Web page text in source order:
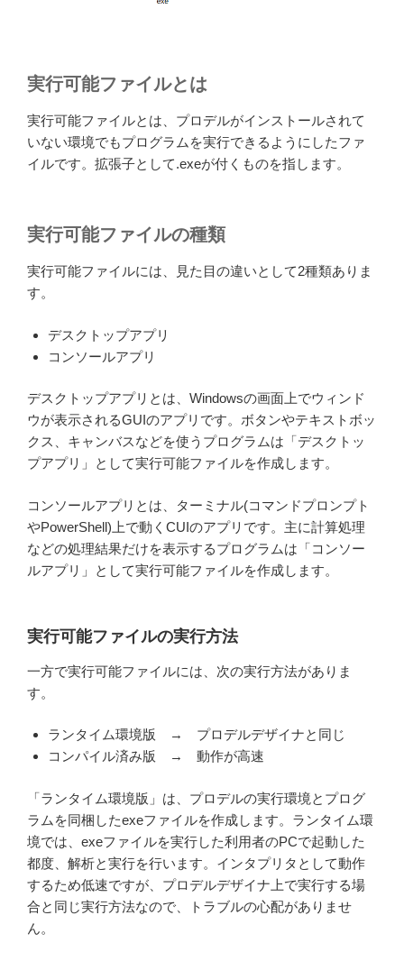
実行可能ファイルとは
実行可能ファイルとは、プロデルがインストールされて
いない環境でもプログラムを実行できるようにしたファ
イルです。拡張子として.exeが付くものを指します。
実行可能ファイルの種類
実行可能ファイルには、見た目の違いとして2種類ありま
す。
デスクトップアプリ
コンソールアプリ
デスクトップアプリとは、Windowsの画面上でウィンド
ウが表示されるGUIのアプリです。ボタンやテキストボッ
クス、キャンバスなどを使うプログラムは「デスクトッ
プアプリ」として実行可能ファイルを作成します。
コンソールアプリとは、ターミナル(コマンドプロンプト
やPowerShell)上で動くCUIのアプリです。主に計算処理
などの処理結果だけを表示するプログラムは「コンソー
ルアプリ」として実行可能ファイルを作成します。
実行可能ファイルの実行方法
一方で実行可能ファイルには、次の実行方法がありま
す。
ランタイム環境版 → プロデルデザイナと同じ
コンパイル済み版 → 動作が高速
「ランタイム環境版」は、プロデルの実行環境とプログ
ラムを同梱したexeファイルを作成します。ランタイム環
境では、exeファイルを実行した利用者のPCで起動した
都度、解析と実行を行います。インタプリタとして動作
するため低速ですが、プロデルデザイナ上で実行する場
合と同じ実行方法なので、トラブルの心配がありませ
ん。